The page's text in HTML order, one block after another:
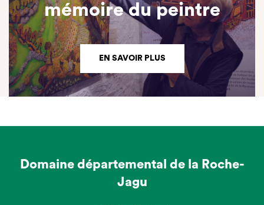
mémoire du peintre
EN SAVOIR PLUS
Domaine départemental de la Roche-
Jagu